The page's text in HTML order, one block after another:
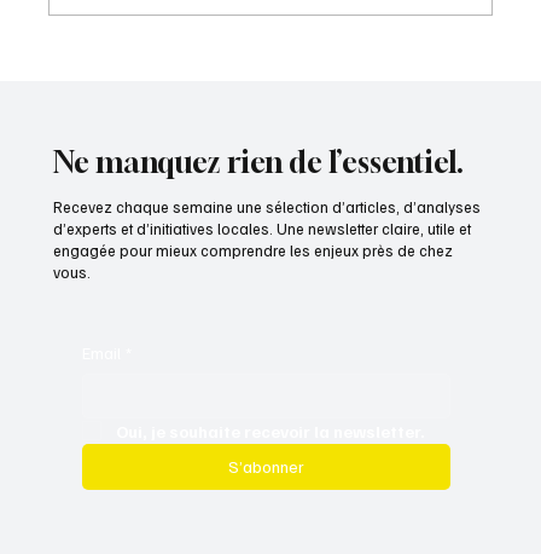
Ne manquez rien de l’essentiel.
Recevez chaque semaine une sélection d’articles, d’analyses
d’experts et d’initiatives locales. Une newsletter claire, utile et
engagée pour mieux comprendre les enjeux près de chez
vous.
S’abonner